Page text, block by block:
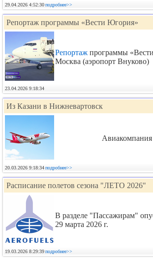
29.04.2026 4:52:30подробнее>>
Репортаж программы «Вести Югория»
Репортаж программы
Москва (аэропорт Внуково)
23.04.2026 9:18:34
Из Казани в Нижневартовск
Авиакомпания
20.03.2026 9:18:34подробнее>>
Расписание полетов сезона "ЛЕТО 2026"
В разделе "Пассажирам"
29 марта 2026 г.
19.03.2026 8:29:39подробнее>>